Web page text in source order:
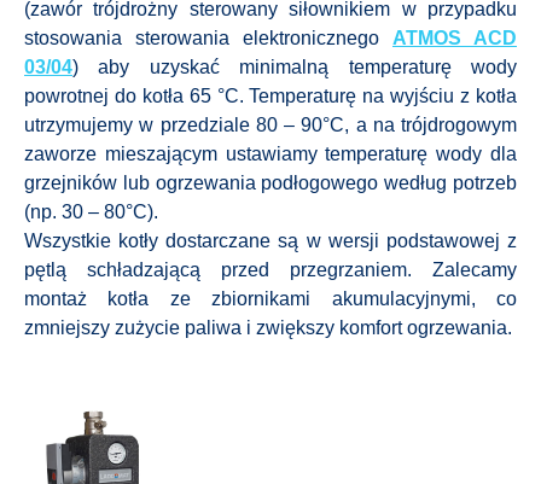
(zawór trójdrożny sterowany siłownikiem w przypadku
stosowania sterowania elektronicznego ATMOS ACD
03/04) aby uzyskać minimalną temperaturę wody
powrotnej do kotła 65 °C. Temperaturę na wyjściu z kotła
utrzymujemy w przedziale 80 – 90°C, a na trójdrogowym
zaworze mieszającym ustawiamy temperaturę wody dla
grzejników lub ogrzewania podłogowego według potrzeb
(np. 30 – 80°C).
Wszystkie kotły dostarczane są w wersji podstawowej z
pętlą schładzającą przed przegrzaniem. Zalecamy
montaż kotła ze zbiornikami akumulacyjnymi, co
zmniejszy zużycie paliwa i zwiększy komfort ogrzewania.